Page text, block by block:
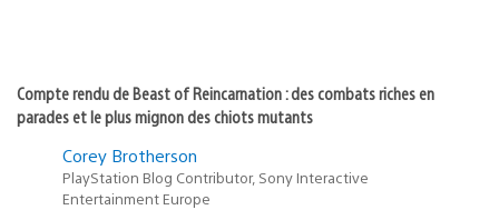
Compte rendu de Beast of Reincarnation : des combats riches en
parades et le plus mignon des chiots mutants
Corey Brotherson
PlayStation Blog Contributor, Sony Interactive
Entertainment Europe